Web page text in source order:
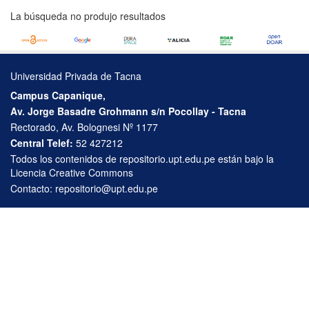
La búsqueda no produjo resultados
Universidad Privada de Tacna
Campus Capanique,
Av. Jorge Basadre Grohmann s/n Pocollay - Tacna
Rectorado, Av. Bolognesi Nº 1177
Central Telef: 52 427212
Todos los contenidos de repositorio.upt.edu.pe están bajo la
Licencia Creative Commons
Contacto: repositorio@upt.edu.pe